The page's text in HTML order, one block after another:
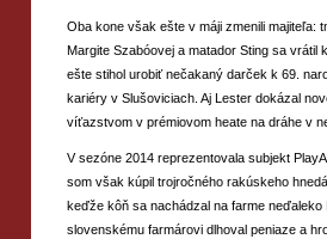
Oba kone však ešte v máji zmenili majiteľa:
Margite Szabóovej a matador Sting sa
ešte stihol urobiť nečakaný darček k 69.
kariéry v Slušoviciach. Aj Lester dokázal
víťazstvom v prémiovom heate na dráhe v
V sezóne 2014 reprezentovala subjekt
som však kúpil trojročného rakúskeho
keďže kôň sa nachádzal na farme
slovenskému farmárovi dlhoval peniaze a